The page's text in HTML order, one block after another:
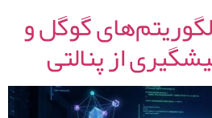
گوگل و
از پنالتی